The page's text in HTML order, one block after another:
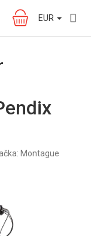
NÁKUPNÝ
KOŠÍK
EUR
Montague